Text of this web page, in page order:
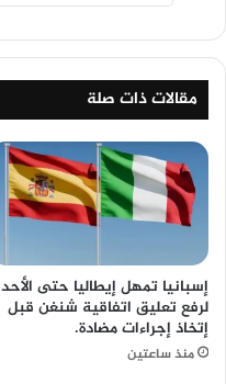
مقالات ذات صلة
إسبانيا تمهل إيطاليا حتى الأحد
لرفع تعليق اتفاقية شنغن قبل
إتخاذ إجراءات مضادة.
منذ ساعتين